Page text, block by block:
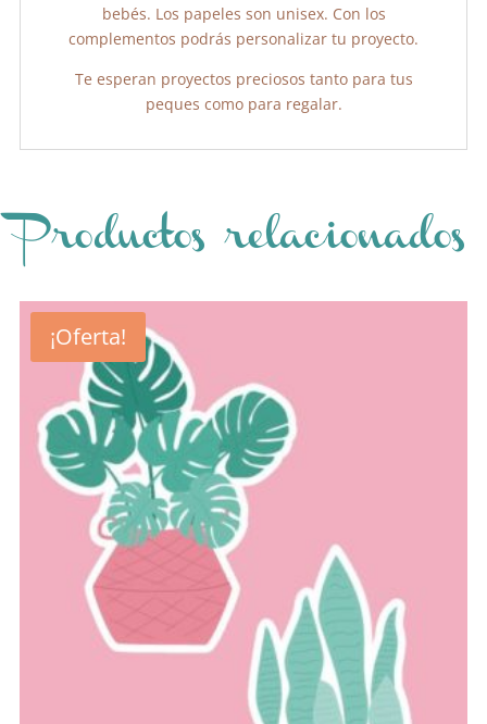
bebés. Los papeles son unisex. Con los
complementos podrás personalizar tu proyecto.
Te esperan proyectos preciosos tanto para tus
peques como para regalar.
Productos relacionados
¡Oferta!